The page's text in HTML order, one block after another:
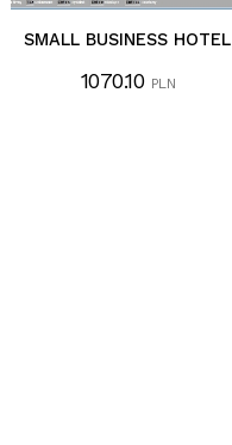
SMALL BUSINESS HOTEL
1070.10 PLN